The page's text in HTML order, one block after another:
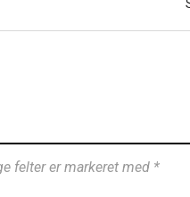
felter er markeret med *